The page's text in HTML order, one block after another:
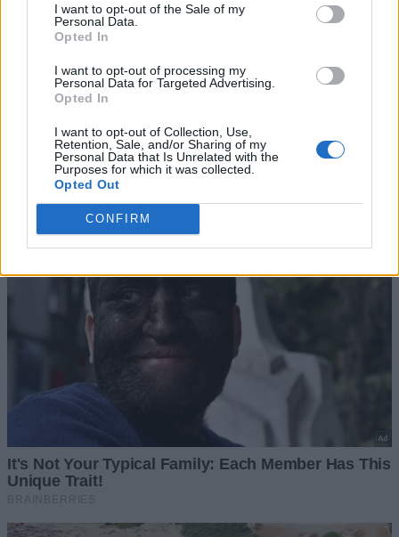
I want to opt-out of the Sale of my
Personal Data.
Opted In
I want to opt-out of processing my
Personal Data for Targeted Advertising.
Opted In
I want to opt-out of Collection, Use,
Retention, Sale, and/or Sharing of my
Personal Data that Is Unrelated with the
Purposes for which it was collected.
Opted Out
CONFIRM